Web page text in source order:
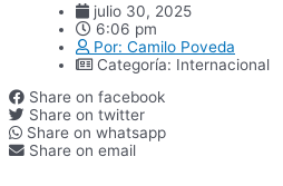
julio 30, 2025
6:06 pm
Por: Camilo Poveda
Categoría: Internacional
Share on facebook
Share on twitter
Share on whatsapp
Share on email